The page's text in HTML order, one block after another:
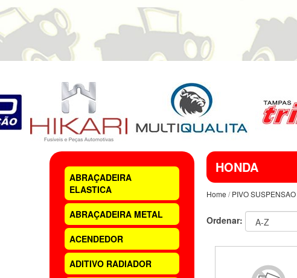
ABRAÇADEIRA
ELASTICA
ABRAÇADEIRA METAL
ACENDEDOR
ADITIVO RADIADOR
HONDA
Home /PIVO SUSPENSAO
Ordenar: